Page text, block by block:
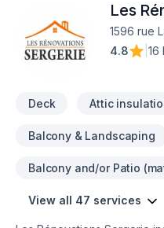
Les
1596 rue
4.8
16
Deck Attic
Balcony & Landscaping
Balcony and/or Patio
View all 47 services